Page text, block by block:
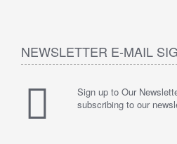
NEWSLETTER E-MAIL
Sign up to Our
subscribing to our